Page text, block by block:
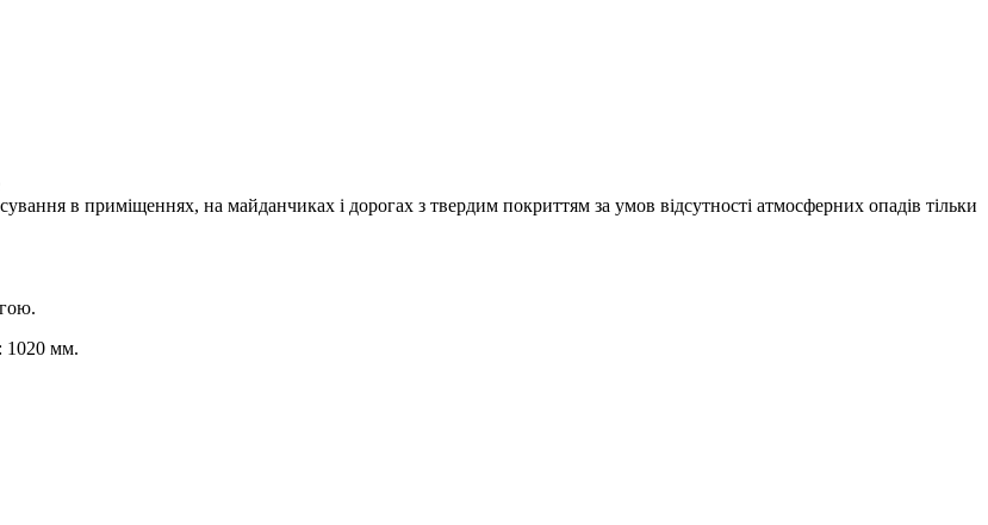
в приміщеннях, на майданчиках і дорогах з твердим покриттям за умов відсутності атмосферних опадів тільки
1020 мм.